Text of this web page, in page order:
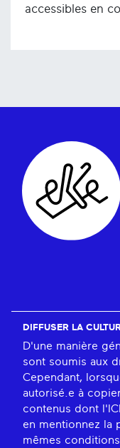
accessibles en
DIFFUSER LA
D'une manière
sont soumis aux
Cependant,
autorisé.e à
contenus dont
en mentionnez la
mêmes